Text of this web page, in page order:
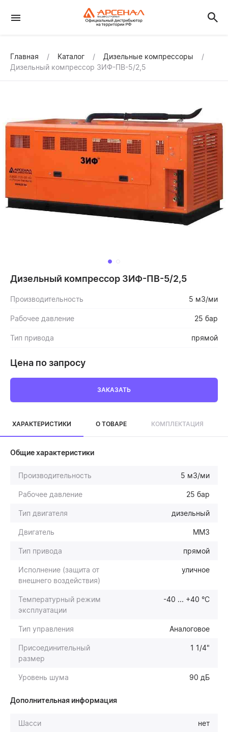
Главная Каталог
Дизельные компрессоры
Дизельный компрессор ЗИФ-ПВ-5/2,5
Дизельный компрессор ЗИФ-ПВ-5/2,5
Производительность 5 м3/ми
Рабочее давление 25 бар
Тип привода прямой
Цена по запросу
ЗАКАЗАТЬ
ХАРАКТЕРИСТИКИ О ТОВАРЕ КОМПЛЕКТАЦИЯ
Общие характеристики
Производительность 5 м3/ми
Рабочее давление 25 бар
Тип двигателя дизельный
Двигатель ММЗ
Тип привода прямой
Исполнение (защита от
внешнего воздействия)
уличное
Температурный режим
эксплуатации
-40 ... +40 °С
Тип управления Аналоговое
Присоединительный
размер
1 1/4"
Уровень шума 90 дБ
Дополнительная информация
Шасси нет